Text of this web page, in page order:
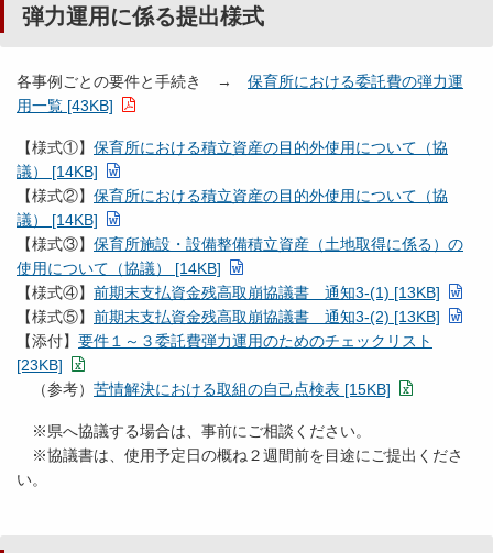
弾力運用に係る提出様式
各事例ごとの要件と手続き → 保育所における委託費の弾力運
用一覧 [43KB]
【様式①】 保育所における積立資産の目的外使用について（協
議） [14KB]
【様式②】 保育所における積立資産の目的外使用について（協
議） [14KB]
【様式③】 保育所施設・設備整備積立資産（土地取得に係る）の
使用について（協議） [14KB]
【様式④】 前期末支払資金残高取崩協議書 通知3-(1) [13KB]
【様式⑤】 前期末支払資金残高取崩協議書 通知3-(2) [13KB]
【添付】 要件１～３委託費弾力運用のためのチェックリスト
[23KB]
（参考） 苦情解決における取組の自己点検表 [15KB]
※県へ協議する場合は、事前にご相談ください。
※協議書は、使用予定日の概ね２週間前を目途にご提出くださ
い。